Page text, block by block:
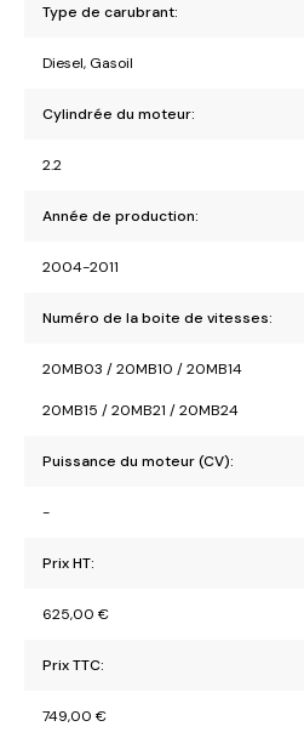
Type de carubrant:
Diesel, Gasoil
Cylindrée du moteur:
2.2
Année de production:
2004-2011
Numéro de la boite de vitesses:
20MB03 / 20MB10 / 20MB14
20MB15 / 20MB21 / 20MB24
Puissance du moteur (CV):
-
Prix HT:
625,00 €
Prix TTC:
749,00 €